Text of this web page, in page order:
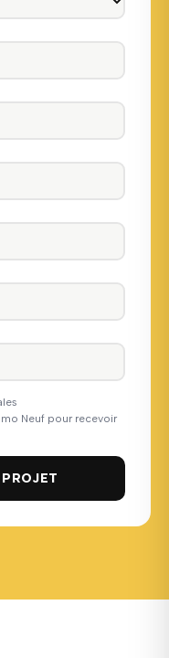
Neuf pour recevoir